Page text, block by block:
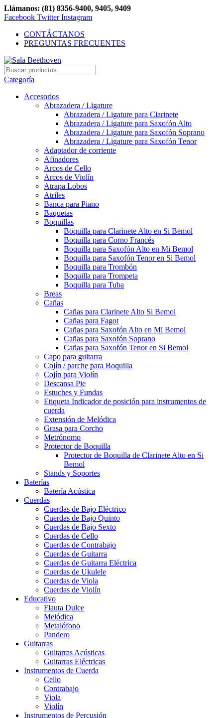
Llámanos: (81) 8356-9400, 9405, 9409
Facebook Twitter Instagram
CONTÁCTANOS
PREGUNTAS FRECUENTES
Categoría
Accesorios
Abrazadera / Ligature
Abrazadera / Ligature para Clarinete
Abrazadera / Ligature para Saxofón Alto
Abrazadera / Ligature para Saxofón Soprano
Abrazadera / Ligature para Saxofón Tenor
Adaptador de corriente
Afinadores
Arcos de Cello
Arcos de Violín
Atrapa Lobos
Atriles
Banca para Piano
Baquetas
Boquillas
Boquilla para Clarinete Alto en Si Bemol
Boquilla para Corno Francés
Boquilla para Saxofón Alto en Mi Bemol
Boquilla para Saxofón Tenor en Si Bemol
Boquilla para Trombón
Boquilla para Trompeta
Boquilla para Tuba
Breas
Cañas
Cañas para Clarinete Alto Si Bemol
Cañas para Fagot
Cañas para Saxofón Alto en Mi Bemol
Cañas para Saxofón Soprano
Cañas para Saxofón Tenor en Si Bemol
Capo para guitarra
Cojín / parche para Boquilla
Cojín para Violín
Descansa Pie
Estuches y Fundas
Etiqueta Indicador de posición para instrumentos de
cuerda
Extensión de Melódica
Grasa para Corcho
Metrónomo
Protector de Boquilla
Protector de Boquilla de Clarinete Alto en Si
Bemol
Stands y Soportes
Baterías
Batería Acústica
Cuerdas
Cuerdas de Bajo Eléctrico
Cuerdas de Bajo Quinto
Cuerdas de Bajo Sexto
Cuerdas de Cello
Cuerdas de Contrabajo
Cuerdas de Guitarra
Cuerdas de Guitarra Eléctrica
Cuerdas de Ukulele
Cuerdas de Viola
Cuerdas de Violín
Educativo
Flauta Dulce
Melódica
Metalófono
Pandero
Guitarras
Guitarras Acústicas
Guitarras Eléctricas
Instrumentos de Cuerda
Cello
Contrabajo
Viola
Violín
Instrumentos de Percusión